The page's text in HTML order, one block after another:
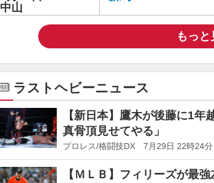
中山
もっと
ラストヘビーニュース
【新日本】鷹木が後藤に1
真骨頂見せてやる」
プロレス/格闘技DX 7月29日 22時24分
【ＭＬＢ】フィリーズが最